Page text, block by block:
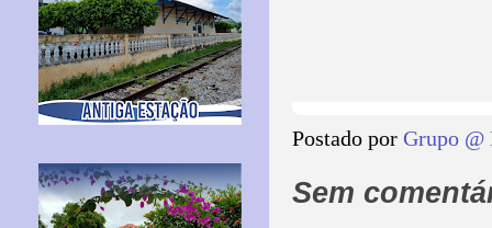
Postado por Grupo @
Sem